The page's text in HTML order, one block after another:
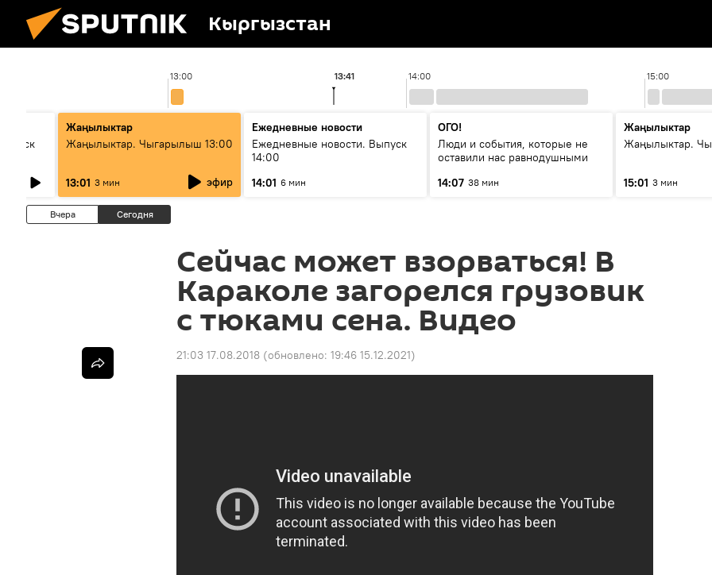
Кыргызстан
13:00 14:00 15:00
13:41
Жаңылыктар
Жаңылыктар. Чыгарылыш 13:00
13:01 3 мин эфир
Ежедневные новости
Ежедневные новости. Выпуск
14:00
14:01 6 мин
ОГО!
Люди и события, которые не
оставили нас равнодушными
14:07 38 мин
Жаңылыктар
Жаңылыктар.
15:01 3 мин
Вчера Сегодня
Сейчас может взорваться! В
Караколе загорелся грузовик
с тюками сена. Видео
21:03 17.08.2018 (обновлено: 19:46 15.12.2021)